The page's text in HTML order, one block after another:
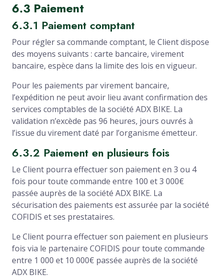
6.3 Paiement
6.3.1 Paiement comptant
Pour régler sa commande comptant, le Client dispose
des moyens suivants : carte bancaire, virement
bancaire, espèce dans la limite des lois en vigueur.
Pour les paiements par virement bancaire,
l’expédition ne peut avoir lieu avant confirmation des
services comptables de la société ADX BIKE. La
validation n’excède pas 96 heures, jours ouvrés à
l’issue du virement daté par l’organisme émetteur.
6.3.2 Paiement en plusieurs fois
Le Client pourra effectuer son paiement en 3 ou 4
fois pour toute commande entre 100 et 3 000€
passée auprès de la société ADX BIKE. La
sécurisation des paiements est assurée par la société
COFIDIS et ses prestataires.
Le Client pourra effectuer son paiement en plusieurs
fois via le partenaire COFIDIS pour toute commande
entre 1 000 et 10 000€ passée auprès de la société
ADX BIKE.